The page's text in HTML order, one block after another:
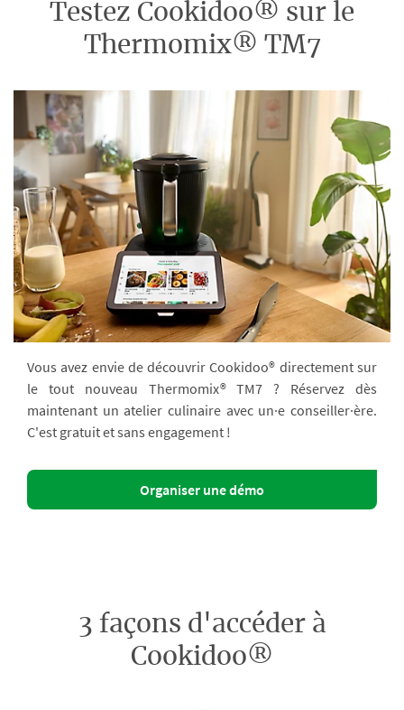
Testez Cookidoo® sur le
Thermomix® TM7
Vous avez envie de découvrir Cookidoo® directement sur
le tout nouveau Thermomix® TM7 ? Réservez dès
maintenant un atelier culinaire avec un·e conseiller·ère.
C'est gratuit et sans engagement !
Organiser une démo
3 façons d'accéder à
Cookidoo®